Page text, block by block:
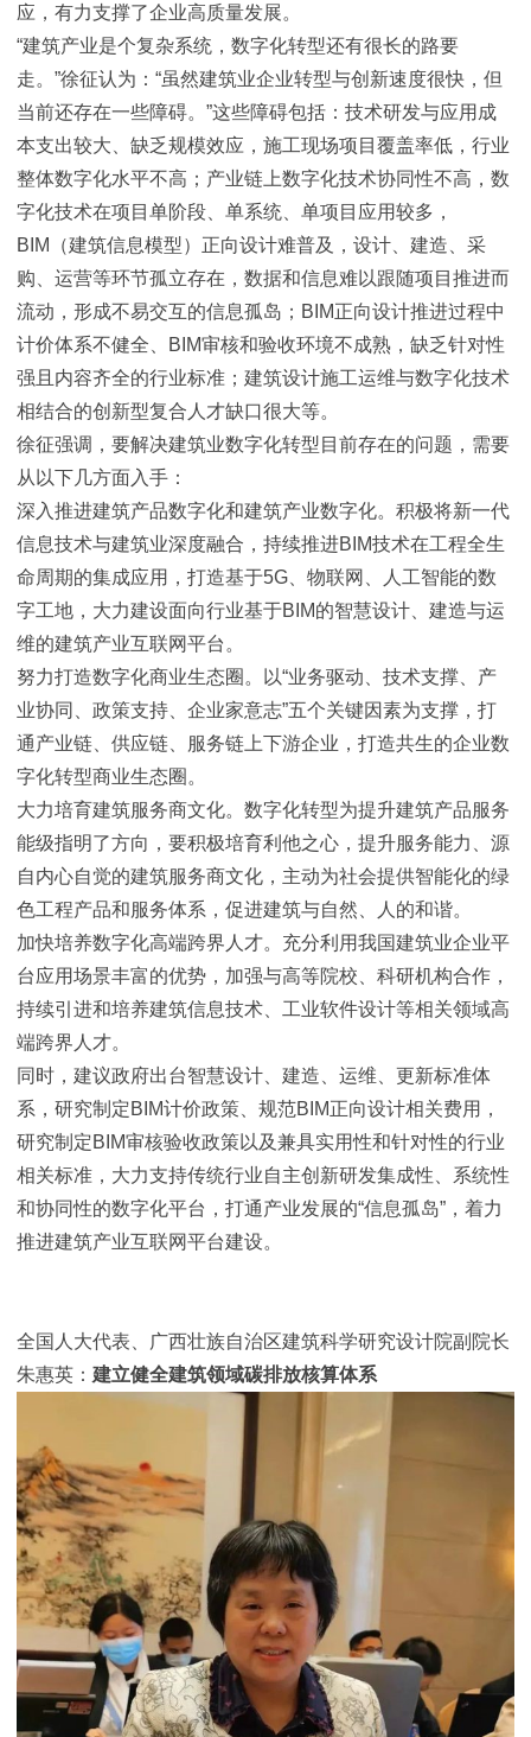
应，有力支撑了企业高质量发展。
“建筑产业是个复杂系统，数字化转型还有很长的路要
走。”徐征认为：“虽然建筑业企业转型与创新速度很快，但
当前还存在一些障碍。”这些障碍包括：技术研发与应用成
本支出较大、缺乏规模效应，施工现场项目覆盖率低，行业
整体数字化水平不高；产业链上数字化技术协同性不高，数
字化技术在项目单阶段、单系统、单项目应用较多，
BIM（建筑信息模型）正向设计难普及，设计、建造、采
购、运营等环节孤立存在，数据和信息难以跟随项目推进而
流动，形成不易交互的信息孤岛；BIM正向设计推进过程中
计价体系不健全、BIM审核和验收环境不成熟，缺乏针对性
强且内容齐全的行业标准；建筑设计施工运维与数字化技术
相结合的创新型复合人才缺口很大等。
徐征强调，要解决建筑业数字化转型目前存在的问题，需要
从以下几方面入手：
深入推进建筑产品数字化和建筑产业数字化。积极将新一代
信息技术与建筑业深度融合，持续推进BIM技术在工程全生
命周期的集成应用，打造基于5G、物联网、人工智能的数
字工地，大力建设面向行业基于BIM的智慧设计、建造与运
维的建筑产业互联网平台。
努力打造数字化商业生态圈。以“业务驱动、技术支撑、产
业协同、政策支持、企业家意志”五个关键因素为支撑，打
通产业链、供应链、服务链上下游企业，打造共生的企业数
字化转型商业生态圈。
大力培育建筑服务商文化。数字化转型为提升建筑产品服务
能级指明了方向，要积极培育利他之心，提升服务能力、源
自内心自觉的建筑服务商文化，主动为社会提供智能化的绿
色工程产品和服务体系，促进建筑与自然、人的和谐。
加快培养数字化高端跨界人才。充分利用我国建筑业企业平
台应用场景丰富的优势，加强与高等院校、科研机构合作，
持续引进和培养建筑信息技术、工业软件设计等相关领域高
端跨界人才。
同时，建议政府出台智慧设计、建造、运维、更新标准体
系，研究制定BIM计价政策、规范BIM正向设计相关费用，
研究制定BIM审核验收政策以及兼具实用性和针对性的行业
相关标准，大力支持传统行业自主创新研发集成性、系统性
和协同性的数字化平台，打通产业发展的“信息孤岛”，着力
推进建筑产业互联网平台建设。
全国人大代表、广西壮族自治区建筑科学研究设计院副院长
朱惠英：建立健全建筑领域碳排放核算体系